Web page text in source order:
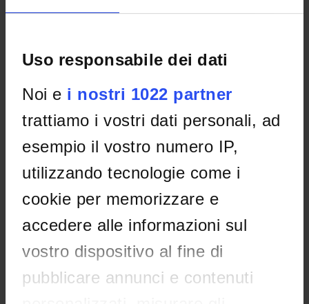
Uso responsabile dei dati
Noi e i nostri 1022 partner
trattiamo i vostri dati personali, ad
esempio il vostro numero IP,
utilizzando tecnologie come i
cookie per memorizzare e
accedere alle informazioni sul
vostro dispositivo al fine di
pubblicare annunci e contenuti
PLACES OF INTEREST